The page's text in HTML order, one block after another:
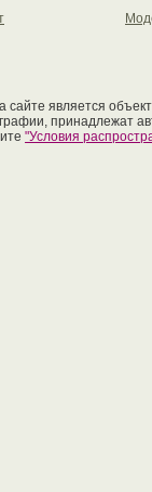
является
принадлежат
"Условия